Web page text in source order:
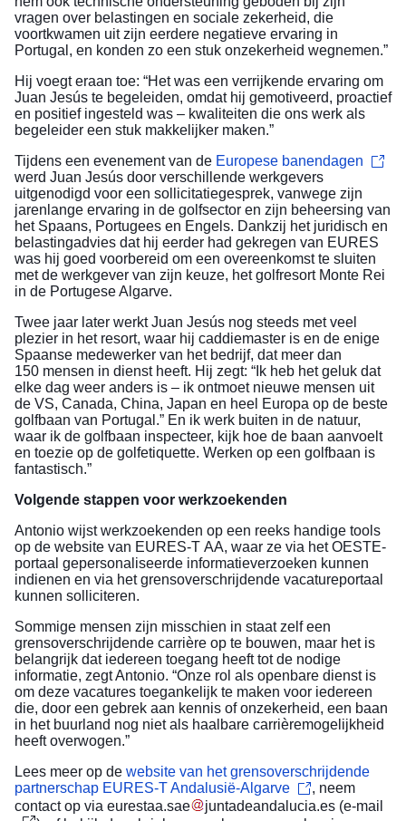
vragen over belastingen en sociale zekerheid, die
voortkwamen uit zijn eerdere negatieve ervaring in
Portugal, en konden zo een stuk onzekerheid wegnemen.”
Hij voegt eraan toe: “Het was een verrijkende ervaring om
Juan Jesús te begeleiden, omdat hij gemotiveerd, proactief
en positief ingesteld was – kwaliteiten die ons werk als
begeleider een stuk makkelijker maken.”
Tijdens een evenement van de Europese banendagen
werd Juan Jesús door verschillende werkgevers
uitgenodigd voor een sollicitatiegesprek, vanwege zijn
jarenlange ervaring in de golfsector en zijn beheersing van
het Spaans, Portugees en Engels. Dankzij het juridisch en
belastingadvies dat hij eerder had gekregen van EURES
was hij goed voorbereid om een overeenkomst te sluiten
met de werkgever van zijn keuze, het golfresort Monte Rei
in de Portugese Algarve.
Twee jaar later werkt Juan Jesús nog steeds met veel
plezier in het resort, waar hij caddiemaster is en de enige
Spaanse medewerker van het bedrijf, dat meer dan
150 mensen in dienst heeft. Hij zegt: “Ik heb het geluk dat
elke dag weer anders is – ik ontmoet nieuwe mensen uit
de VS, Canada, China, Japan en heel Europa op de beste
golfbaan van Portugal.” En ik werk buiten in de natuur,
waar ik de golfbaan inspecteer, kijk hoe de baan aanvoelt
en toezie op de golfetiquette. Werken op een golfbaan is
fantastisch.”
Volgende stappen voor werkzoekenden
Antonio wijst werkzoekenden op een reeks handige tools
op de website van EURES-T AA, waar ze via het OESTE-
portaal gepersonaliseerde informatieverzoeken kunnen
indienen en via het grensoverschrijdende vacatureportaal
kunnen solliciteren.
Sommige mensen zijn misschien in staat zelf een
grensoverschrijdende carrière op te bouwen, maar het is
belangrijk dat iedereen toegang heeft tot de nodige
informatie, zegt Antonio. “Onze rol als openbare dienst is
om deze vacatures toegankelijk te maken voor iedereen
die, door een gebrek aan kennis of onzekerheid, een baan
in het buurland nog niet als haalbare carrièremogelijkheid
heeft overwogen.”
Lees meer op de website van het grensoverschrijdende
partnerschap EURES-T Andalusië-Algarve
, neem
contact op via eurestaa.sae juntadeandalucia.es (e-mail